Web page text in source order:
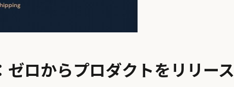
ロからプロダクトをリリー